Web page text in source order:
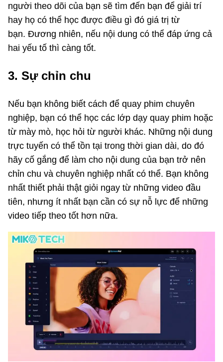
người theo dõi của bạn sẽ tìm đến bạn để giải trí
hay họ có thể học được điều gì đó giá trị từ
bạn. Đương nhiên, nếu nội dung có thể đáp ứng cả
hai yếu tố thì càng tốt.
3. Sự chỉn chu
Nếu bạn không biết cách để quay phim chuyên
nghiệp, bạn có thể học các lớp dạy quay phim hoặc
từ mày mò, học hỏi từ người khác. Những nội dung
trực tuyến có thể tồn tại trong thời gian dài, do đó
hãy cố gắng để làm cho nội dung của bạn trở nên
chỉn chu và chuyên nghiệp nhất có thể. Bạn không
nhất thiết phải thật giỏi ngay từ những video đầu
tiên, nhưng ít nhất bạn cần có sự nỗ lực để những
video tiếp theo tốt hơn nữa.